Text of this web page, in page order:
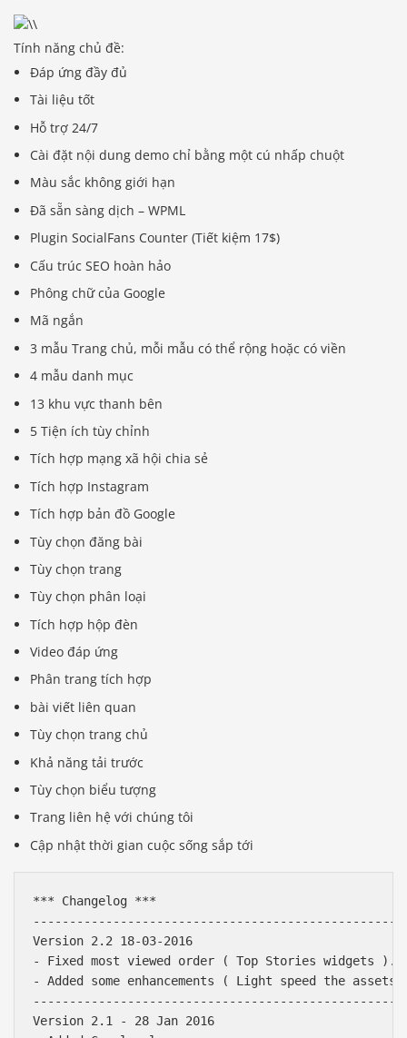
Tính năng chủ đề:
Đáp ứng đầy đủ
Tài liệu tốt
Hỗ trợ 24/7
Cài đặt nội dung demo chỉ bằng một cú nhấp chuột
Màu sắc không giới hạn
Đã sẵn sàng dịch – WPML
Plugin SocialFans Counter (Tiết kiệm 17$)
Cấu trúc SEO hoàn hảo
Phông chữ của Google
Mã ngắn
3 mẫu Trang chủ, mỗi mẫu có thể rộng hoặc có viền
4 mẫu danh mục
13 khu vực thanh bên
5 Tiện ích tùy chỉnh
Tích hợp mạng xã hội chia sẻ
Tích hợp Instagram
Tích hợp bản đồ Google
Tùy chọn đăng bài
Tùy chọn trang
Tùy chọn phân loại
Tích hợp hộp đèn
Video đáp ứng
Phân trang tích hợp
bài viết liên quan
Tùy chọn trang chủ
Khả năng tải trước
Tùy chọn biểu tượng
Trang liên hệ với chúng tôi
Cập nhật thời gian cuộc sống sắp tới
*** Changelog ***
Version 2.2 18-03-2016
- Fixed most viewed order ( Top Stories widgets ).
- Added some enhancements ( Light speed the
Version 2.1 - 28 Jan 2016